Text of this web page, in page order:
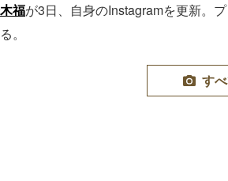
福が3日、自身のInstagramを更新。
。
す